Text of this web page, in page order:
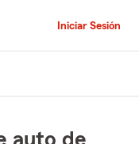
Iniciar Sesión
auto de